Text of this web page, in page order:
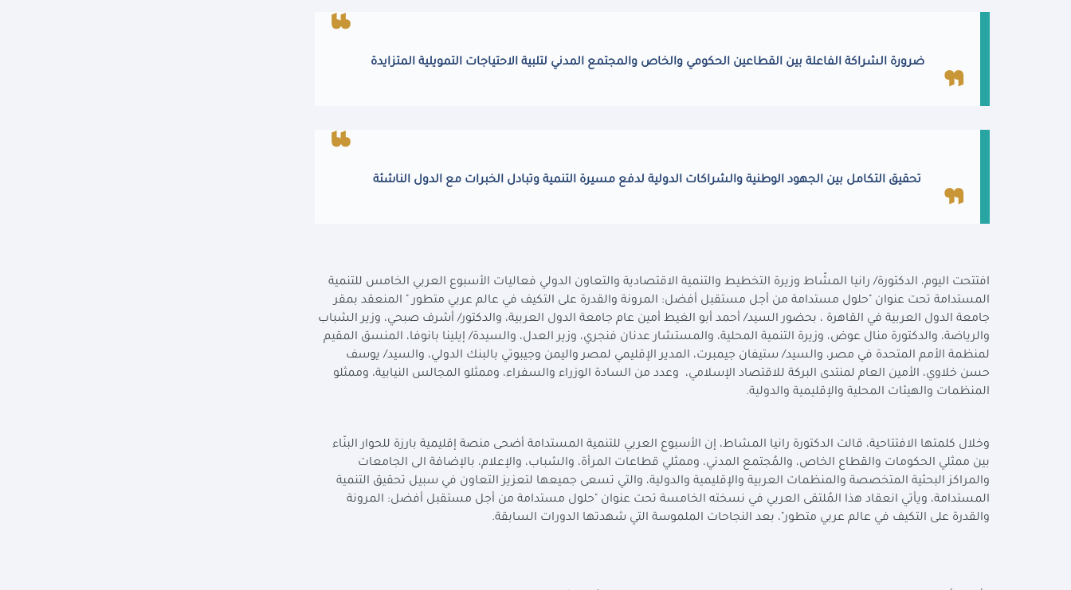
ضرورة الشراكة الفاعلة بين القطاعين الحكومي والخاص والمجتمع المدني لتلبية الاحتياجات التمويلية المتزايدة
تحقيق التكامل بين الجهود الوطنية والشراكات الدولية لدفع مسيرة التنمية وتبادل الخبرات مع الدول الناشئة
افتتحت اليوم، الدكتورة/ رانيا المشّاط وزيرة التخطيط والتنمية الاقتصادية والتعاون الدولي فعاليات الأسبوع العربي الخامس للتنمية
المستدامة تحت عنوان "حلول مستدامة من أجل مستقبل أفضل: المرونة والقدرة على التكيف في عالم عربي متطور " المنعقد بمقر
جامعة الدول العربية في القاهرة ، بحضور السيد/ أحمد أبو الغيط أمين عام جامعة الدول العربية، والدكتور/ أشرف صبحي، وزير الشباب
والرياضة، والدكتورة منال عوض، وزيرة التنمية المحلية، والمستشار عدنان فنجري، وزير العدل، والسيدة/ إيلينا بانوفا، المنسق المقيم
لمنظمة الأمم المتحدة في مصر، والسيد/ ستيفان جيمبرت، المدير الإقليمي لمصر واليمن وجيبوتي بالبنك الدولي، والسيد/ يوسف
حسن خلاوي، الأمين العام لمنتدى البركة للاقتصاد الإسلامي، وعدد من السادة الوزراء والسفراء، وممثلو المجالس النيابية، وممثلو
المنظمات والهيئات المحلية والإقليمية والدولية.
وخلال كلمتها الافتتاحية، قالت الدكتورة رانيا المشاط، إن الأسبوع العربي للتنمية المستدامة أضحى منصة إقليمية بارزة للحوار البنّاء
بين ممثلي الحكومات والقطاع الخاص، والمُجتمع المدني، وممثلي قطاعات المرأة، والشباب، والإعلام، بالإضافة الى الجامعات
والمراكز البحثية المتخصصة والمنظمات العربية والإقليمية والدولية، والتي تسعى جميعها لتعزيز التعاون في سبيل تحقيق التنمية
المستدامة، ويأتي انعقاد هذا المُلتقى العربي في نسخته الخامسة تحت عنوان "حلول مستدامة من أجل مستقبل أفضل: المرونة
والقدرة على التكيف في عالم عربي متطور"، بعد النجاحات الملموسة التي شهدتها الدورات السابقة.